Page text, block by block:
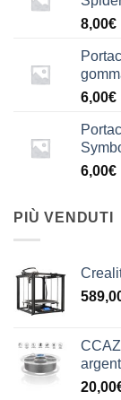
8,00€
6,00€
6,00€
PIÙ VENDUTI
20,00